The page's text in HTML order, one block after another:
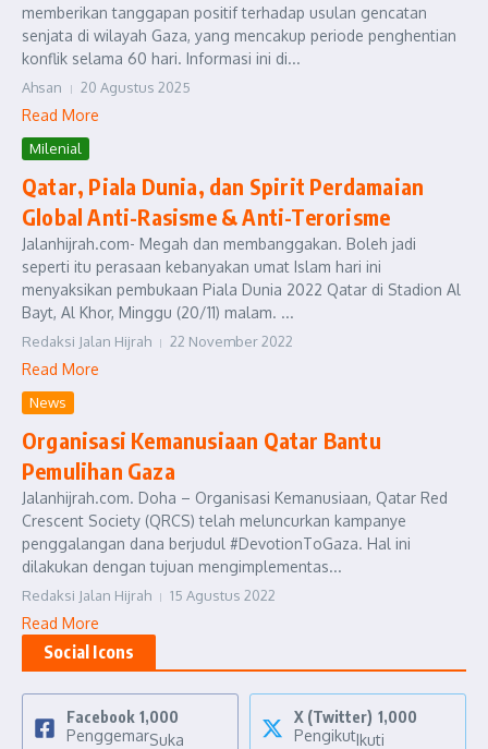
memberikan tanggapan positif terhadap usulan gencatan
senjata di wilayah Gaza, yang mencakup periode penghentian
konflik selama 60 hari. Informasi ini di...
Ahsan 20 Agustus 2025
Read More
Milenial
Qatar, Piala Dunia, dan Spirit Perdamaian
Global Anti-Rasisme & Anti-Terorisme
Jalanhijrah.com- Megah dan membanggakan. Boleh jadi
seperti itu perasaan kebanyakan umat Islam hari ini
menyaksikan pembukaan Piala Dunia 2022 Qatar di Stadion Al
Bayt, Al Khor, Minggu (20/11) malam. ...
Redaksi Jalan Hijrah 22 November 2022
Read More
News
Organisasi Kemanusiaan Qatar Bantu
Pemulihan Gaza
Jalanhijrah.com. Doha – Organisasi Kemanusiaan, Qatar Red
Crescent Society (QRCS) telah meluncurkan kampanye
penggalangan dana berjudul #DevotionToGaza. Hal ini
dilakukan dengan tujuan mengimplementas...
Redaksi Jalan Hijrah 15 Agustus 2022
Read More
Social Icons
Facebook 1,000
PenggemarSuka
X (Twitter) 1,000
PengikutIkuti